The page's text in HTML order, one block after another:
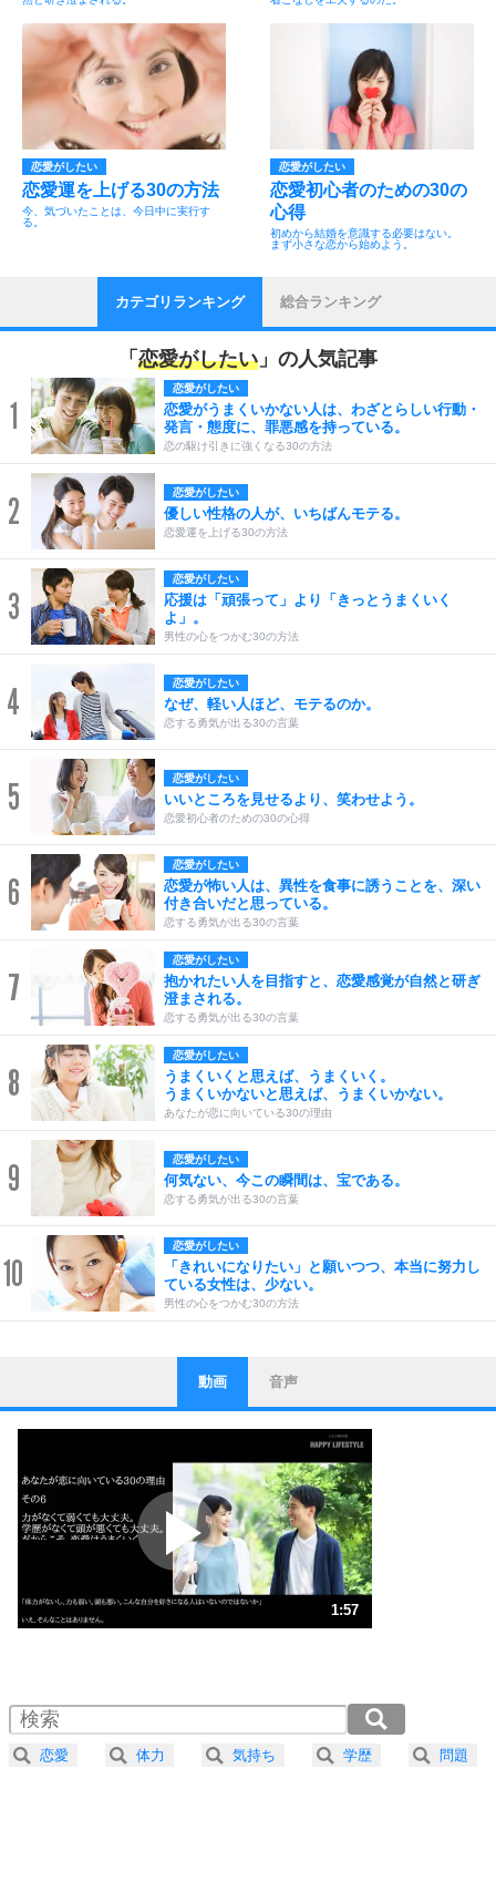
恋愛がしたい
恋愛運を上げる30の方法
今、気づいたことは、今日中に実行す
る。
恋愛がしたい
恋愛初心者のための30の
心得
初めから結婚を意識する必要はない。
まず小さな恋から始めよう。
カテゴリランキング 総合ランキング
「 恋愛がしたい 」の人気記事
1
恋愛がしたい
恋愛がうまくいかない人は、わざとらしい行動・
発言・態度に、罪悪感を持っている。
恋の駆け引きに強くなる30の方法
2 恋愛がしたい
優しい性格の人が、いちばんモテる。
恋愛運を上げる30の方法
3
恋愛がしたい
応援は「頑張って」より「きっとうまくいく
よ」。
男性の心をつかむ30の方法
4 恋愛がしたい
なぜ、軽い人ほど、モテるのか。
恋する勇気が出る30の言葉
5 恋愛がしたい
いいところを見せるより、笑わせよう。
恋愛初心者のための30の心得
6
恋愛がしたい
恋愛が怖い人は、異性を食事に誘うことを、深い
付き合いだと思っている。
恋する勇気が出る30の言葉
7
恋愛がしたい
抱かれたい人を目指すと、恋愛感覚が自然と研ぎ
澄まされる。
恋する勇気が出る30の言葉
8
恋愛がしたい
うまくいくと思えば、うまくいく。
うまくいかないと思えば、うまくいかない。
あなたが恋に向いている30の理由
9 恋愛がしたい
何気ない、今この瞬間は、宝である。
恋する勇気が出る30の言葉
10
恋愛がしたい
「きれいになりたい」と願いつつ、本当に努力し
ている女性は、少ない。
男性の心をつかむ30の方法
1
ストレス対策
他人と比べない。
いっそのこと、他人を見ない。
いらいらしない人になる30の方法
プラス思考
ポジティブになれない原因は、行動しないから。
ポジティブ思考になる30の方法
ストレス対策
人生、なんとかなるもの。
気楽に生きる30の方法
4 器の大きい人は、怒りを優しさで表現する。
プラス思考
動画 音声
1:57
2.0倍速 （231KB 58秒）
2.5倍速 （185KB 47秒）
3.0倍速 （154KB 39秒）
恋愛 体力 気持ち 学歴 問題